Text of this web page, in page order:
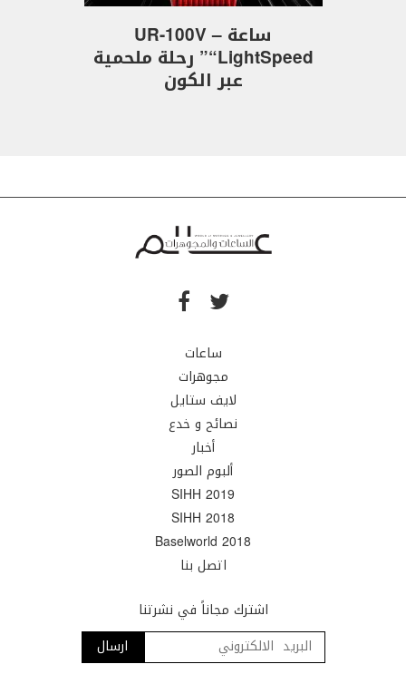
ساعة UR-100V –
“LightSpeed” رحلة ملحمية
عبر الكون
ساعات
مجوهرات
لايف ستايل
نصائح و خدع
أخبار
ألبوم الصور
SIHH 2019
SIHH 2018
Baselworld 2018
اتصل بنا
اشترك مجاناً في نشرتنا